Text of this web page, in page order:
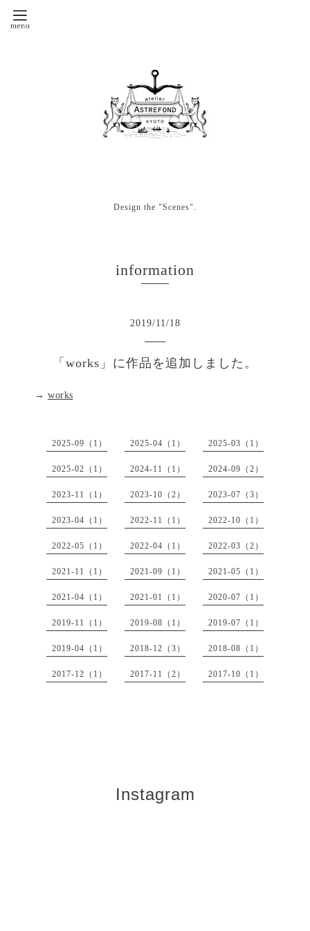
Design the "Scenes".
information
2019/11/18
「works」に作品を追加しました。
→ works
2025-09（1） 2025-04（1） 2025-03（1）
2025-02（1） 2024-11（1） 2024-09（2）
2023-11（1） 2023-10（2） 2023-07（3）
2023-04（1） 2022-11（1） 2022-10（1）
2022-05（1） 2022-04（1） 2022-03（2）
2021-11（1） 2021-09（1） 2021-05（1）
2021-04（1） 2021-01（1） 2020-07（1）
2019-11（1） 2019-08（1） 2019-07（1）
2019-04（1） 2018-12（3） 2018-08（1）
2017-12（1） 2017-11（2） 2017-10（1）
Instagram